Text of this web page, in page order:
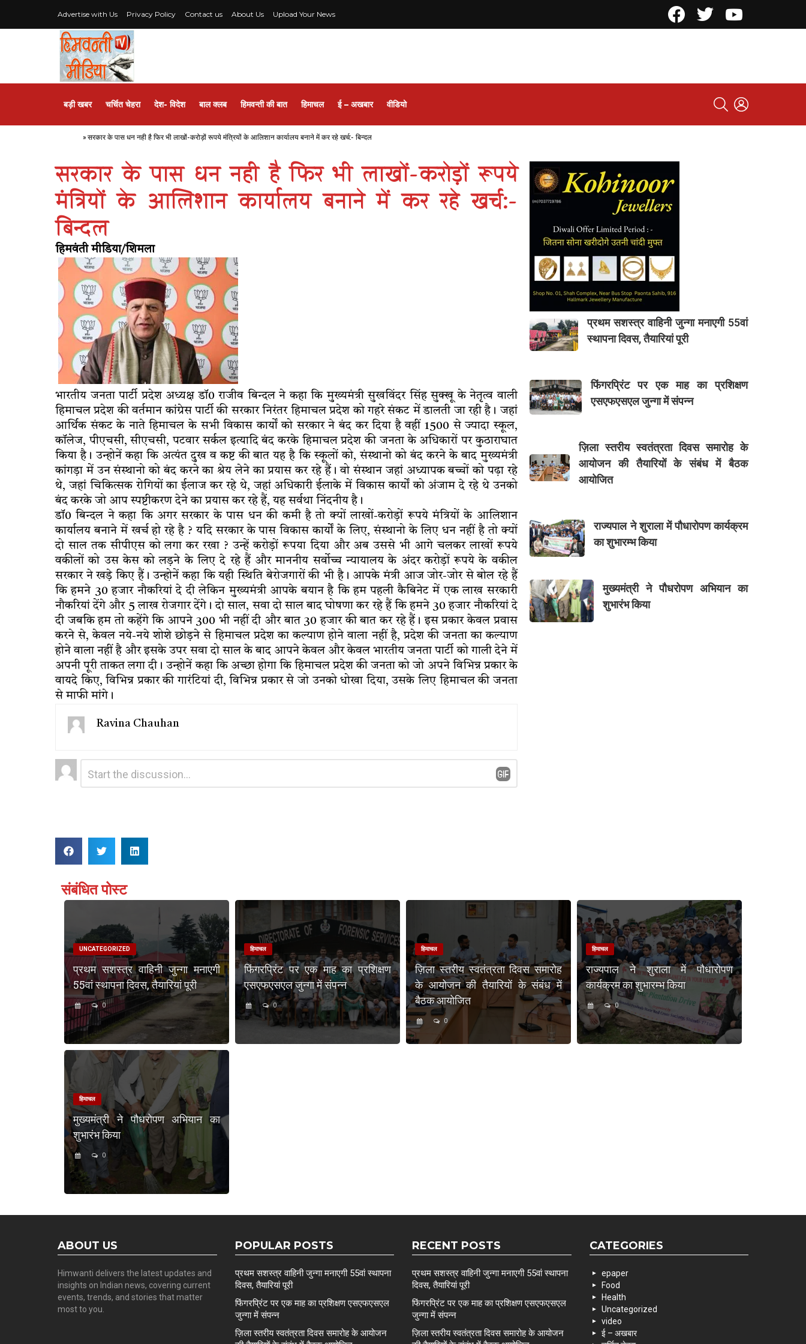
Advertise with Us Privacy Policy Contact us About Us Upload Your News
बड़ी खबर चर्चित चेहरा देश- विदेश बाल क्लब हिमवन्ती की बात हिमाचल ई – अखबार वीडियो
SEARCH
» सरकार के पास धन नही है फिर भी लाखों-करोड़ों रूपये मंत्रियों के आलिशान कार्यालय बनाने में कर रहे खर्च:- बिन्दल
सरकार के पास धन नही है फिर भी लाखों-करोड़ों रूपये
मंत्रियों के आलिशान कार्यालय बनाने में कर रहे खर्च:-
बिन्दल
हिमवंती मीडिया/शिमला
भारतीय जनता पार्टी प्रदेश अध्यक्ष डाॅ0 राजीव बिन्दल ने कहा कि मुख्यमंत्री सुखविंदर सिंह सुक्खू के नेतृत्व वाली
हिमाचल प्रदेश की वर्तमान कांग्रेस पार्टी की सरकार निरंतर हिमाचल प्रदेश को गहरे संकट में डालती जा रही है। जहां
आर्थिक संकट के नाते हिमाचल के सभी विकास कार्यों को सरकार ने बंद कर दिया है वहीं 1500 से ज्यादा स्कूल,
काॅलेज, पीएचसी, सीएचसी, पटवार सर्कल इत्यादि बंद करके हिमाचल प्रदेश की जनता के अधिकारों पर कुठाराघात
किया है। उन्होनें कहा कि अत्यंत दुख व कष्ट की बात यह है कि स्कूलों को, संस्थानो को बंद करने के बाद मुख्यमंत्री
कांगड़ा में उन संस्थानो को बंद करने का श्रेय लेने का प्रयास कर रहे हैं। वो संस्थान जहां अध्यापक बच्चों को पढ़ा रहे
थे, जहां चिकित्सक रोगियों का ईलाज कर रहे थे, जहां अधिकारी ईलाके में विकास कार्यों को अंजाम दे रहे थे उनको
बंद करके जो आप स्पष्टीकरण देने का प्रयास कर रहे हैं, यह सर्वथा निंदनीय है।
डाॅ0 बिन्दल ने कहा कि अगर सरकार के पास धन की कमी है तो क्यों लाखों-करोड़ों रूपये मंत्रियों के आलिशान
कार्यालय बनाने में खर्च हो रहे है ? यदि सरकार के पास विकास कार्योें के लिए, संस्थानो के लिए धन नहीं है तो क्यों
दो साल तक सीपीएस को लगा कर रखा ? उन्हें करोड़ों रूपया दिया और अब उससे भी आगे चलकर लाखों रूपये
वकीलों को उस केस को लड़ने के लिए दे रहे हैं और माननीय सर्वोच्च न्यायालय के अंदर करोड़ों रूपये के वकील
सरकार ने खड़े किए हैं। उन्होनें कहा कि यही स्थिति बेरोजगारों की भी है। आपके मंत्री आज जोर-जोर से बोल रहे हैं
कि हमने 30 हजार नौकरियां दे दी लेकिन मुख्यमंत्री आपके बयान है कि हम पहली कैबिनेट में एक लाख सरकारी
नौकरियां देंगे और 5 लाख रोजगार देंगे। दो साल, सवा दो साल बाद घोषणा कर रहे हैं कि हमने 30 हजार नौकरियां दे
दी जबकि हम तो कहेंगे कि आपने 300 भी नहीं दी और बात 30 हजार की बात कर रहे हैं। इस प्रकार केवल प्रवास
करने से, केवल नये-नये शोशे छोड़ने से हिमाचल प्रदेश का कल्याण होने वाला नहीं है, प्रदेश की जनता का कल्याण
होने वाला नहीं है और इसके उपर सवा दो साल के बाद आपने केवल और केवल भारतीय जनता पार्टी को गाली देने में
अपनी पूरी ताकत लगा दी। उन्होनें कहा कि अच्छा होगा कि हिमाचल प्रदेश की जनता को जो अपने विभिन्न प्रकार के
वायदे किए, विभिन्न प्रकार की गारंटियां दी, विभिन्न प्रकार से जो उनको धोखा दिया, उसके लिए हिमाचल की जनता
से माफी मांगे।
Ravina Chauhan
Leave
a
प्रथम सशस्त्र वाहिनी जुन्गा मनाएगी 55वां
स्थापना दिवस, तैयारियां पूरी
फिंगरप्रिंट पर एक माह का प्रशिक्षण
एसएफएसएल जुन्गा में संपन्न
ज़िला स्तरीय स्वतंत्रता दिवस समारोह के
आयोजन की तैयारियों के संबंध में बैठक
आयोजित
राज्यपाल ने शुराला में पौधारोपण कार्यक्रम
का शुभारम्भ किया
मुख्यमंत्री ने पौधरोपण अभियान का
शुभारंभ किया
संबंधित पोस्ट
UNCATEGORIZED
प्रथम सशस्त्र वाहिनी जुन्गा मनाएगी
55वां स्थापना दिवस, तैयारियां पूरी
0
हिमाचल
फिंगरप्रिंट पर एक माह का प्रशिक्षण
एसएफएसएल जुन्गा में संपन्न
0
हिमाचल
ज़िला स्तरीय स्वतंत्रता दिवस समारोह
के आयोजन की तैयारियों के संबंध में
बैठक आयोजित
0
हिमाचल
राज्यपाल ने शुराला में पौधारोपण
कार्यक्रम का शुभारम्भ किया
0
हिमाचल
मुख्यमंत्री ने पौधरोपण अभियान का
शुभारंभ किया
0
ABOUT US
Himwanti delivers the latest updates and
insights on Indian news, covering current
events, trends, and stories that matter
most to you.
POPULAR POSTS
प्रथम सशस्त्र वाहिनी जुन्गा मनाएगी 55वां स्थापना
दिवस, तैयारियां पूरी
फिंगरप्रिंट पर एक माह का प्रशिक्षण एसएफएसएल
जुन्गा में संपन्न
ज़िला स्तरीय स्वतंत्रता दिवस समारोह के आयोजन
RECENT POSTS
प्रथम सशस्त्र वाहिनी जुन्गा मनाएगी 55वां स्थापना
दिवस, तैयारियां पूरी
फिंगरप्रिंट पर एक माह का प्रशिक्षण एसएफएसएल
जुन्गा में संपन्न
ज़िला स्तरीय स्वतंत्रता दिवस समारोह के आयोजन
CATEGORIES
epaper
Food
Health
Uncategorized
video
ई – अखबार